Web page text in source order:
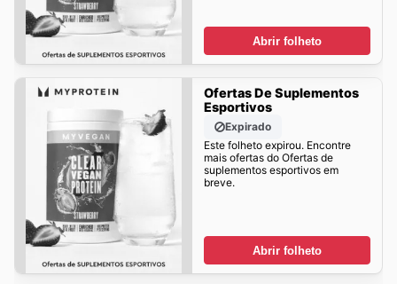
Abrir folheto
Ofertas De Suplementos
Esportivos
Expirado
Este folheto expirou. Encontre
mais ofertas do Ofertas de
suplementos esportivos em
breve.
Abrir folheto